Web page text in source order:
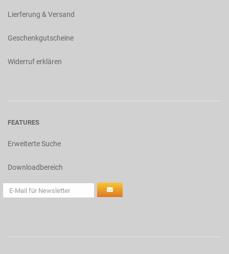
Lierferung & Versand
Geschenkgutscheine
Widerruf erklären
FEATURES
Erweiterte Suche
Downloadbereich